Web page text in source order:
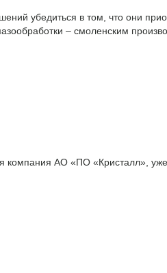
убедиться в том, что они
– смоленским
АО «ПО «Кристалл»,